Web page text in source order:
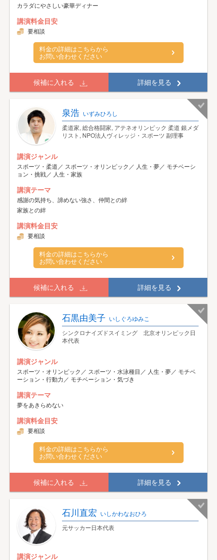
カラダにやさしい豪華ディナー
講演料金目安
要相談
料金の詳細はこちらから
お問い合わせください
候補に入れる 詳細を見る
泉浩 いずみひろし
柔道家, 総合格闘家, アテネオリンピック 柔道 銀メダ
リスト, NPO法人ヴィレッジ・スポーツ 副理事
講演ジャンル
スポーツ・柔道／ スポーツ・オリンピック／ 人生・夢／ モチベーシ
ョン・挑戦／ 人生・家族
講演テーマ
感謝の気持ち、諦めない強さ、仲間との絆
家族との絆
講演料金目安
要相談
料金の詳細はこちらから
お問い合わせください
候補に入れる 詳細を見る
石黒由美子 いしぐろゆみこ
シンクロナイズドスイミング 北京オリンピック日
本代表
講演ジャンル
スポーツ・オリンピック／ スポーツ・水泳種目／ 人生・夢／ モチベ
ーション・行動力／ モチベーション・気づき
講演テーマ
夢をあきらめない
講演料金目安
要相談
料金の詳細はこちらから
お問い合わせください
候補に入れる 詳細を見る
石川直宏 いしかわなおひろ
元サッカー日本代表
講演ジャンル